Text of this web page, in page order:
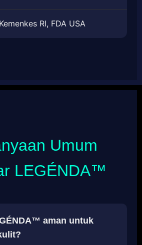
Kemenkes RI, FDA USA
Umum
LEGÉNDA™
aman untuk